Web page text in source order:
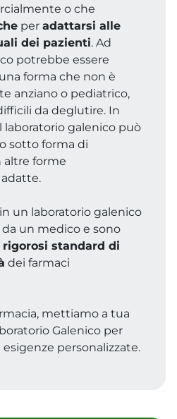
o che
per adattarsi alle
dei pazienti. Ad
potrebbe essere
forma che non è
anziano o pediatrico,
da deglutire. In
laboratorio galenico può
sotto forma di
altre forme
un laboratorio galenico
un medico e sono
rigorosi standard di
dei farmaci
mettiamo a tua
Galenico per
personalizzate.